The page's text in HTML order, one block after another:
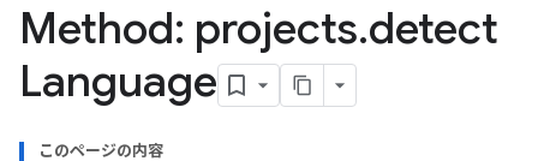
Method: projects.detect
Language
このページの内容